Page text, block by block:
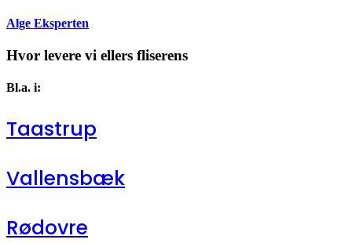
Alge Eksperten
Hvor levere vi ellers fliserens
Bl.a. i:
Taastrup
Vallensbæk
Rødovre